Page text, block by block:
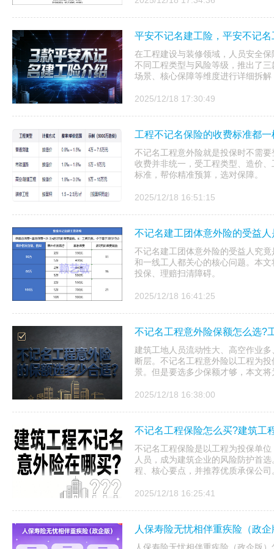
平安不记名建工险，平安不记
在工程建设与装修领域，人员安全
不同工程类型与风险等级，推出了
场景、核心保障等维度进行详细拆
2025/12/18 17:30:49
工程不记名保险的收费标准都
不记名工程意外险就是投保时不需
收费并非统一，受工程类型、造价
标准，帮你精准预算，选对保障。
2025/12/18 16:51:15
不记名建工团体意外险的受益
不记名建工团体意外险的受益人究
和一线工人都关心的核心问题。本
投保、理赔扫清障碍。
2025/12/18 16:41:25
不记名工程意外险保额怎么选?
建筑工地人员流动性大、高空作业
断层。不记名工程意外险以工程为
景。但是要选多少保额才够，本文
2025/12/18 16:38:00
不记名工程保险怎么买?建筑工
不记名工程保险是以工程为投保单
人员，成为建筑企业的风险防护首
程、核心要点，并推荐优质承保公司
2025/12/18 16:25:41
人保寿险无忧相伴重疾险（政